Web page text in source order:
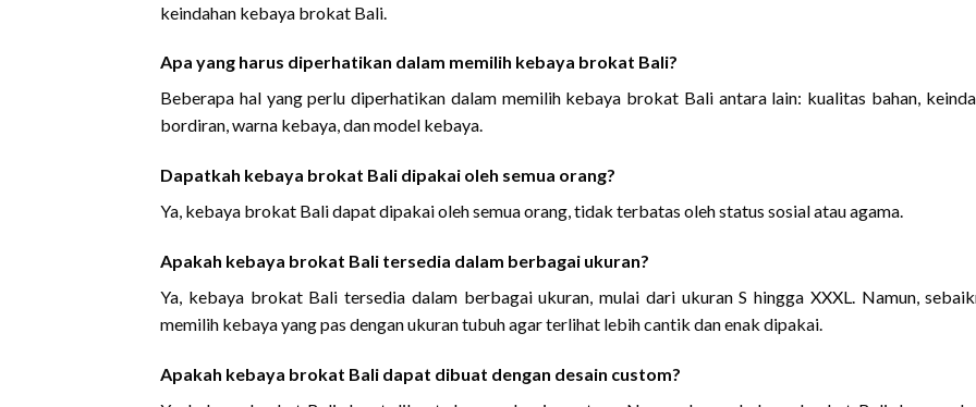
keindahan kebaya brokat Bali.
Apa yang harus diperhatikan dalam memilih kebaya brokat Bali?
Beberapa hal yang perlu diperhatikan dalam memilih kebaya brokat Bali antara lain: kualitas bahan,
bordiran, warna kebaya, dan model kebaya.
Dapatkah kebaya brokat Bali dipakai oleh semua orang?
Ya, kebaya brokat Bali dapat dipakai oleh semua orang, tidak terbatas oleh status sosial atau agama.
Apakah kebaya brokat Bali tersedia dalam berbagai ukuran?
Ya, kebaya brokat Bali tersedia dalam berbagai ukuran, mulai dari ukuran S hingga XXXL. Namun,
memilih kebaya yang pas dengan ukuran tubuh agar terlihat lebih cantik dan enak dipakai.
Apakah kebaya brokat Bali dapat dibuat dengan desain custom?